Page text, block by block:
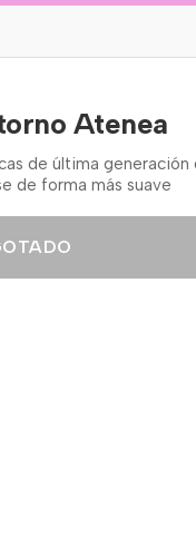
Atenea
de última generación
de forma más suave